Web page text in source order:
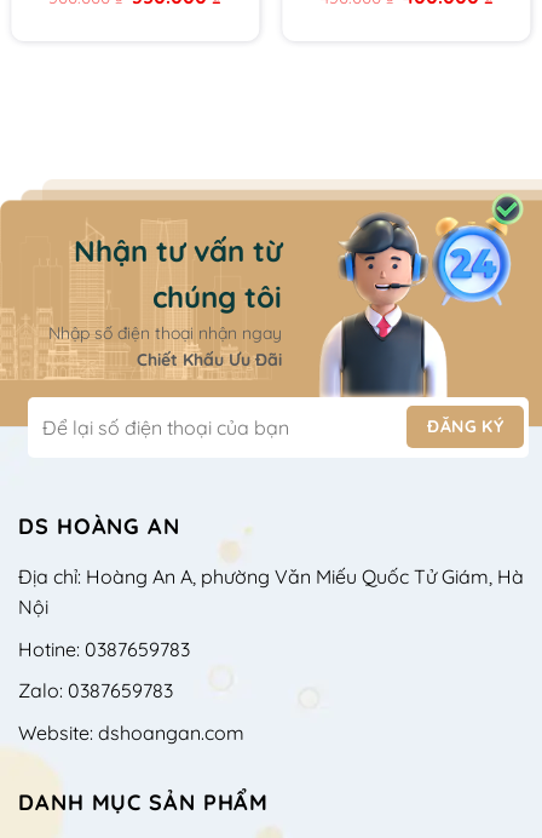
price price price
Nhận tư vấn từ
chúng tôi
Nhập số điện thoại nhận ngay
Chiết Khấu Ưu Đãi
DS HOÀNG AN
Địa chỉ: Hoàng An A, phường Văn Miếu Quốc Tử Giám, Hà
Nội
Hotine: 0387659783
Zalo: 0387659783
Website: dshoangan.com
DANH MỤC SẢN PHẨM